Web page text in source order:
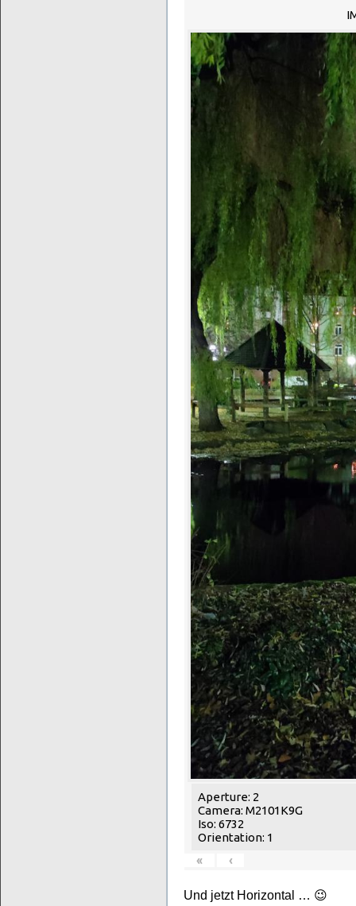
Aperture: 2
Camera: M2101K9G
Iso: 6732
Orientation: 1
«
‹
Und jetzt Horizontal … 😉